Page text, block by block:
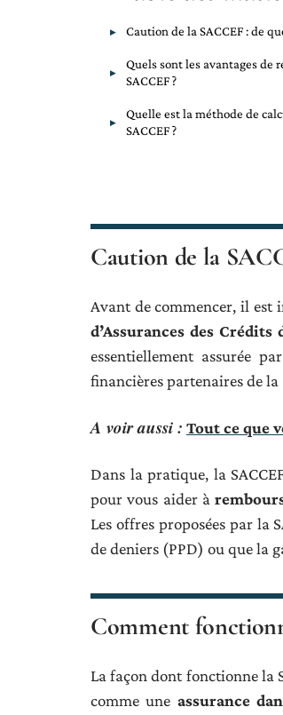
Caution de la SACCEF : de
Quels sont les avantages de
SACCEF ?
Quelle est la méthode de
SACCEF ?
Caution de la
Avant de commencer, il est
d’Assurances des Crédits
essentiellement assurée
financières partenaires de la
A voir aussi : Tout ce que
Dans la pratique, la
pour vous aider à
Les offres proposées par la
de deniers (PPD) ou que la
Comment
La façon dont fonctionne la
comme une assurance